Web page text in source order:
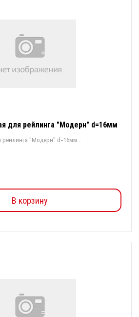
для рейлинга "Модерн" d=16мм
рейлинга "Модерн" d=16мм...
В корзину